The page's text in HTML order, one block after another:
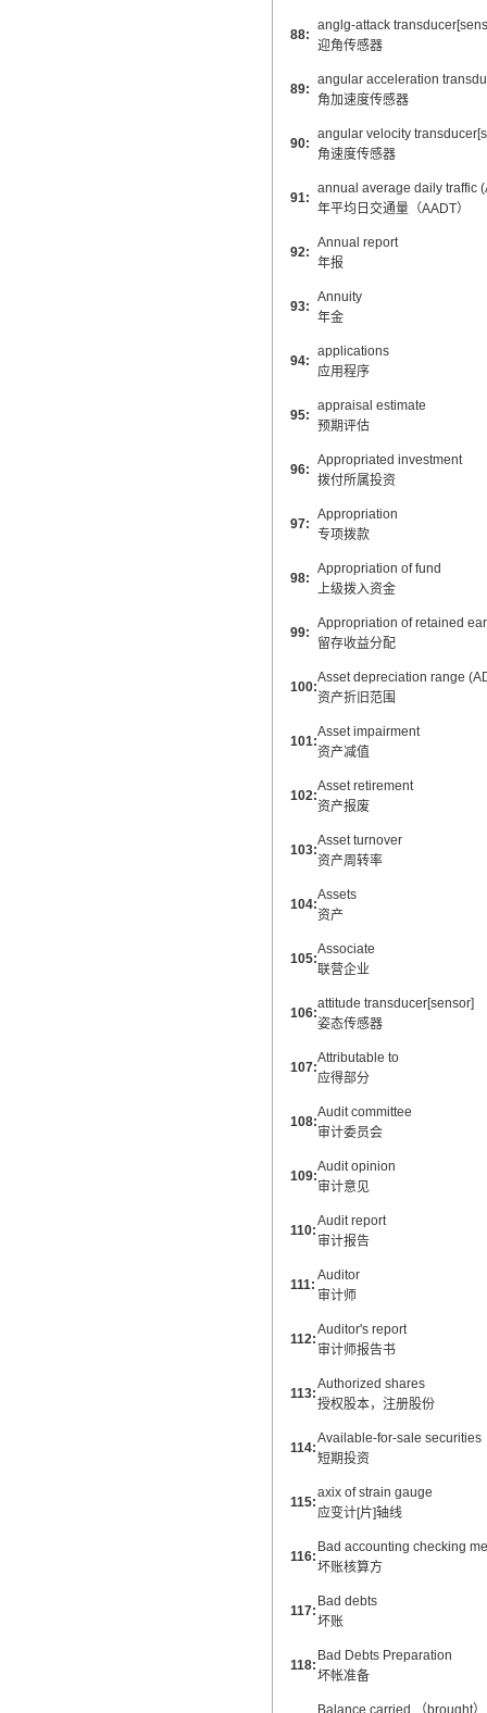
88:
anglg-attack
迎角传感器
89:
angular acceleration
角加速度传感器
90:
angular velocity
角速度传感器
91:
annual average daily traffic
年平均日交通量（AADT）
92:
Annual report
年报
93:
Annuity
年金
94:
applications
应用程序
95:
appraisal estimate
预期评估
96:
Appropriated investment
拨付所属投资
97:
Appropriation
专项拨款
98:
Appropriation of fund
上级拨入资金
99:
Appropriation of retained
留存收益分配
100:
Asset depreciation range
资产折旧范围
101:
Asset impairment
资产减值
102:
Asset retirement
资产报废
103:
Asset turnover
资产周转率
104:
Assets
资产
105:
Associate
联营企业
106:
attitude transducer[sensor]
姿态传感器
107:
Attributable to
应得部分
108:
Audit committee
审计委员会
109:
Audit opinion
审计意见
110:
Audit report
审计报告
111:
Auditor
审计师
112:
Auditor's report
审计师报告书
113:
Authorized shares
授权股本，注册股份
114:
Available-for-sale securities
短期投资
115:
axix of strain gauge
应变计[片]轴线
116:
Bad accounting checking
坏账核算方
117:
Bad debts
坏账
118:
Bad Debts Preparation
坏帐准备
Balance carried （brought